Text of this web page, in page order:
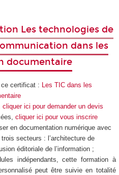
Les technologies de
dans les
documentaire
certificat : Les TIC dans les
cliquer ici pour demander un devis
cliquer ici pour vous inscrire
en documentation numérique avec
secteurs : l’architecture de
éditoriale de l’information ;
indépendants, cette formation à
peut être suivie en totalité